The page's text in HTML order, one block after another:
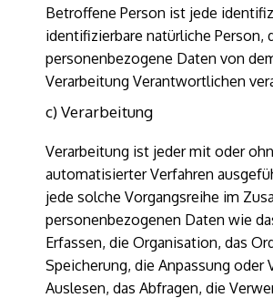
Betroffene Person ist jede
identifizierbare natürliche Person,
personenbezogene Daten von
Verarbeitung Verantwortlichen
c) Verarbeitung
Verarbeitung ist jeder mit oder
automatisierter Verfahren
jede solche Vorgangsreihe im
personenbezogenen Daten wie
Erfassen, die Organisation, das
Speicherung, die Anpassung oder
Auslesen, das Abfragen, die